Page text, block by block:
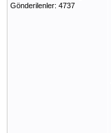
Gönderilenler: 4737